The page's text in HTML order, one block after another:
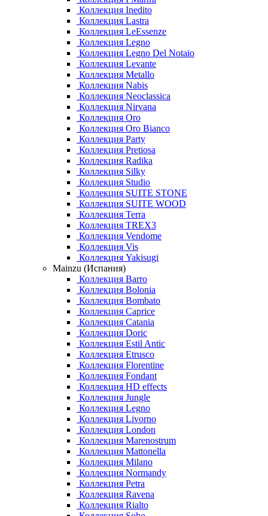
Коллекция Inedito
Коллекция Lastra
Коллекция LeEssenze
Коллекция Legno
Коллекция Legno Del Notaio
Коллекция Levante
Коллекция Metallo
Коллекция Nabis
Коллекция Neoclassica
Коллекция Nirvana
Коллекция Oro
Коллекция Oro Bianco
Коллекция Party
Коллекция Pretiosa
Коллекция Radika
Коллекция Silky
Коллекция Studio
Коллекция SUITE STONE
Коллекция SUITE WOOD
Коллекция Terra
Коллекция TREX3
Коллекция Vendome
Коллекция Vis
Коллекция Yakisugi
Mainzu (Испания)
Коллекция Barro
Коллекция Bolonia
Коллекция Bombato
Коллекция Caprice
Коллекция Catania
Коллекция Doric
Коллекция Estil Antic
Коллекция Etrusco
Коллекция Florentine
Коллекция Fondant
Коллекция HD effects
Коллекция Jungle
Коллекция Legno
Коллекция Livorno
Коллекция London
Коллекция Marenostrum
Коллекция Mattonella
Коллекция Milano
Коллекция Normandy
Коллекция Petra
Коллекция Ravena
Коллекция Rialto